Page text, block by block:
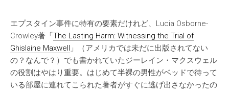
エプスタイン事件に特有の要素だけれど、Lucia Osborne-
Crowley著「The Lasting Harm: Witnessing the Trial of
Ghislaine Maxwell 」（アメリカでは未だに出版されてない
の？なんで？）でも書かれていたジーレイン・マクスウェル
の役割はやはり重要。はじめて半裸の男性がベッドで待って
いる部屋に連れてこられた著者がすぐに逃げ出さなかったの